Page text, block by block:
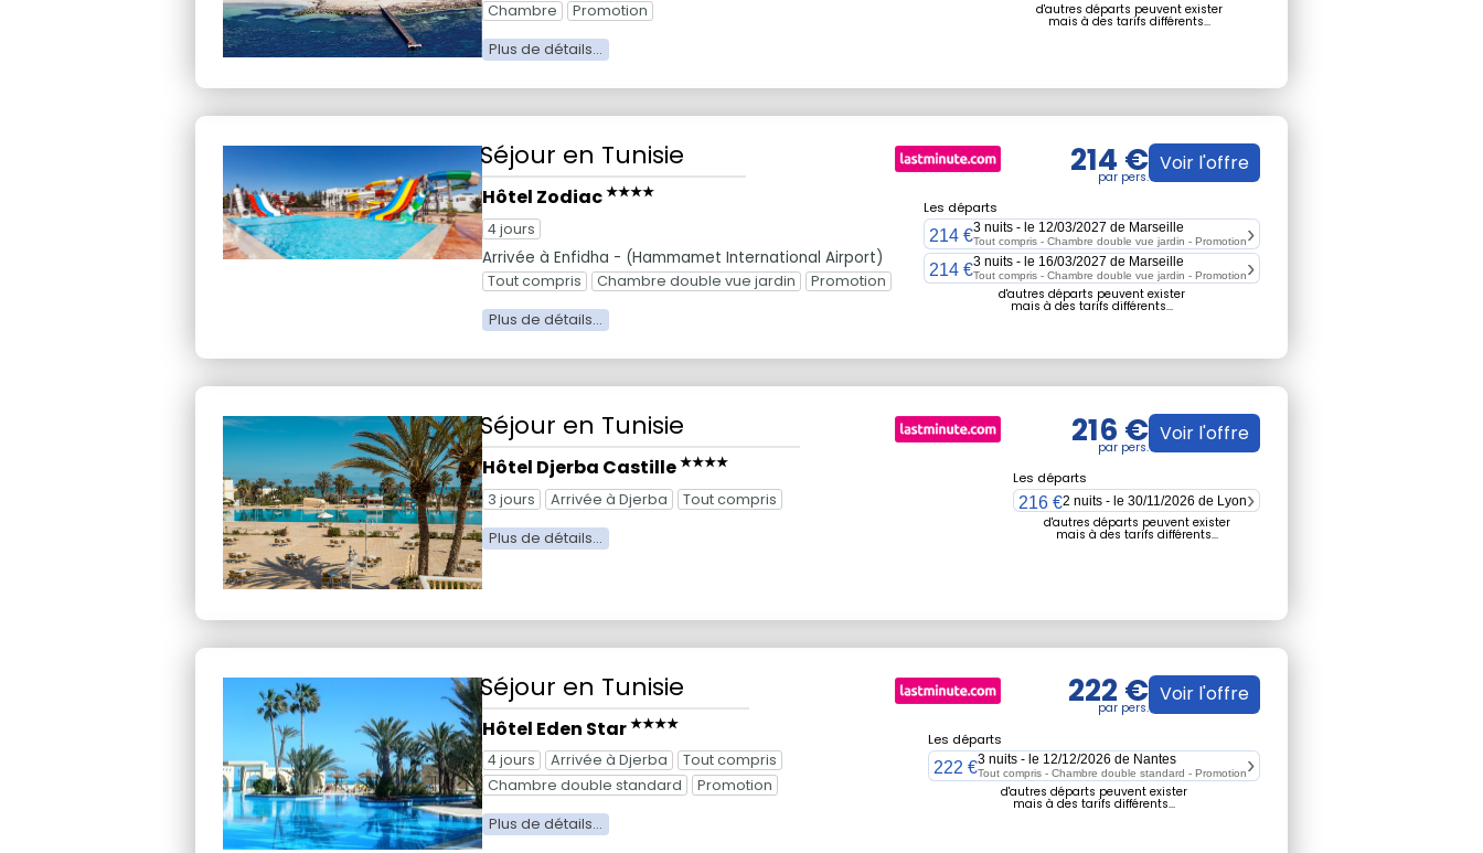
Chambre
Promotion d'autres départs peuvent exister
mais à des tarifs différents...
Séjour en Tunisie
Hôtel Zodiac★★★★
4 jours
Arrivée à Enfidha - (Hammamet International Airport)
Tout compris Chambre double vue jardin Promotion
214 € Voir l'offre
Les départs
214 €3 nuits - le 12/03/2027 de Marseille
Tout compris - Chambre double vue jardin - Promotion
214 €3 nuits - le 16/03/2027 de Marseille
Tout compris - Chambre double vue jardin - Promotion
d'autres départs peuvent exister
mais à des tarifs différents...
Séjour en Tunisie
Hôtel Djerba Castille★★★★
3 jours
Arrivée à Djerba Tout compris
216 € Voir l'offre
Les départs
216 €2 nuits - le 30/11/2026 de Lyon
d'autres départs peuvent exister
mais à des tarifs différents...
Séjour en Tunisie
Hôtel Eden Star★★★★
4 jours
Arrivée à Djerba
Tout compris
Chambre double standard
Promotion
222 € Voir l'offre
Les départs
222 €3 nuits - le 12/12/2026 de Nantes
Tout compris - Chambre double standard - Promotion
d'autres départs peuvent exister
mais à des tarifs différents...